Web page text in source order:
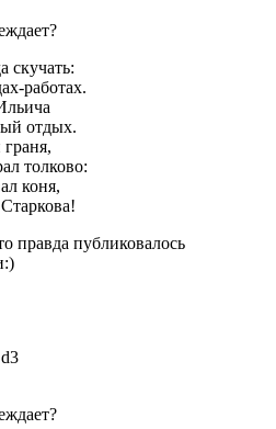
скучать:
работах.
отдых.
толково:
коня,
правда публиковалось